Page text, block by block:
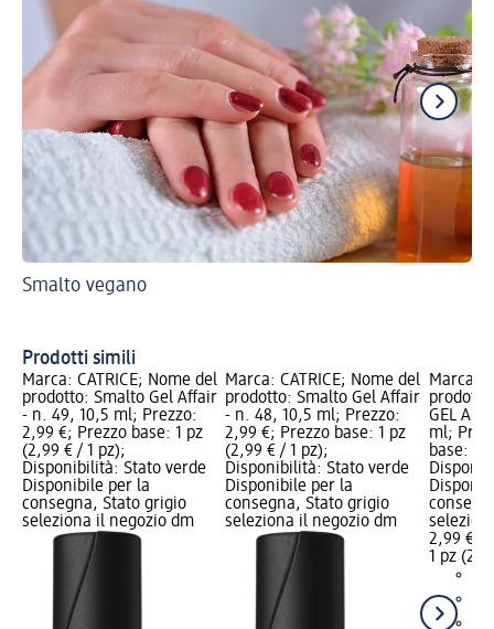
Smalto vegano
Prodotti simili
Marca: CATRICE; Nome del
prodotto: Smalto Gel Affair
- n. 49, 10,5 ml; Prezzo:
2,99 €; Prezzo base: 1 pz
(2,99 € / 1 pz);
Disponibilità: Stato verde
Disponibile per la
consegna, Stato grigio
seleziona il negozio dm
Marca: CATRICE; Nome del
prodotto: Smalto Gel Affair
- n. 48, 10,5 ml; Prezzo:
2,99 €; Prezzo base: 1 pz
(2,99 € / 1 pz);
Disponibilità: Stato verde
Disponibile per la
consegna, Stato grigio
seleziona il negozio dm
Marca:
GEL
ml;
base: 1
2,99 €
1 pz